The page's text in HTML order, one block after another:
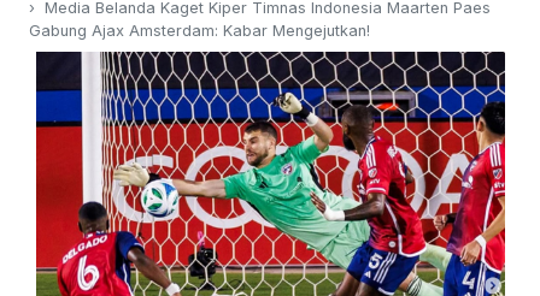
Media Belanda Kaget Kiper Timnas Indonesia Maarten Paes
Gabung Ajax Amsterdam: Kabar Mengejutkan!